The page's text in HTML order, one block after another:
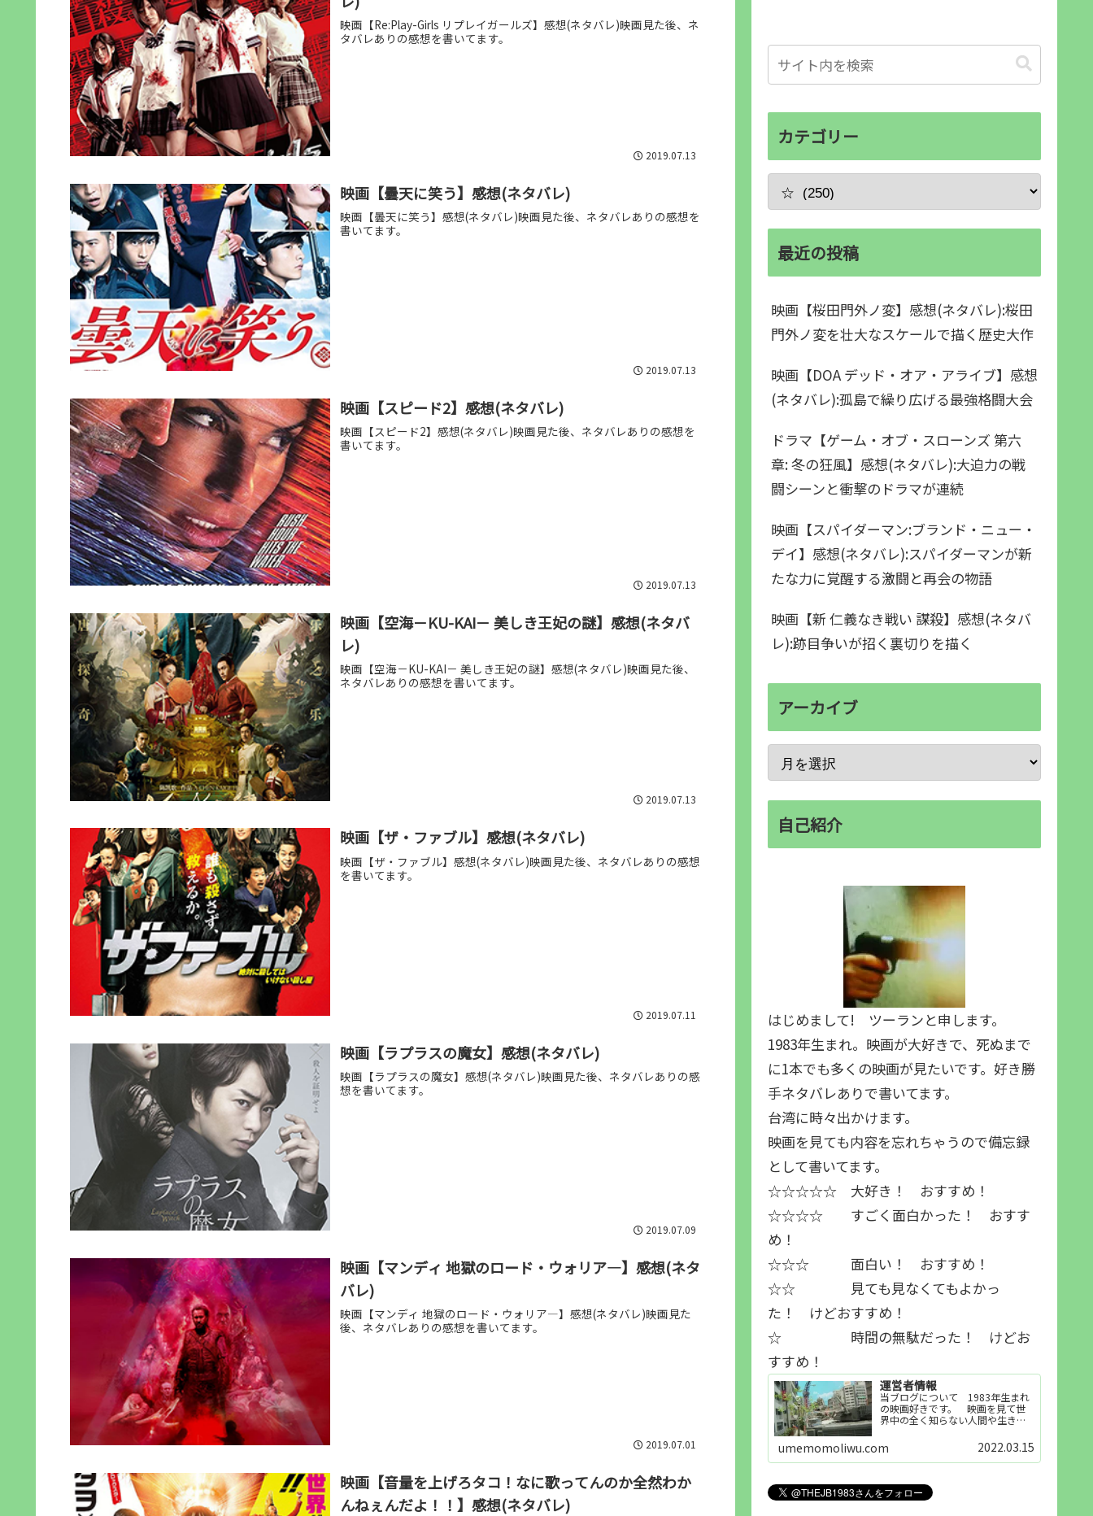
映画【Re:Play-Girls リプレイガールズ】感想(ネタバレ)映画見た後、ネ
タバレありの感想を書いてます。
2019.07.13
映画【曇天に笑う】感想(ネタバレ)
映画【曇天に笑う】感想(ネタバレ)映画見た後、ネタバレありの感想を
書いてます。
2019.07.13
映画【スピード2】感想(ネタバレ)
映画【スピード2】感想(ネタバレ)映画見た後、ネタバレありの感想を
書いてます。
2019.07.13
映画【空海－KU-KAI－ 美しき王妃の謎】感想(ネタバ
レ)
映画【空海－KU-KAI－ 美しき王妃の謎】感想(ネタバレ)映画見た後、
ネタバレありの感想を書いてます。
2019.07.13
映画【ザ・ファブル】感想(ネタバレ)
映画【ザ・ファブル】感想(ネタバレ)映画見た後、ネタバレありの感想
を書いてます。
2019.07.11
映画【ラプラスの魔女】感想(ネタバレ)
映画【ラプラスの魔女】感想(ネタバレ)映画見た後、ネタバレありの感
想を書いてます。
2019.07.09
映画【マンディ 地獄のロード・ウォリア―】感想(ネタ
バレ)
映画【マンディ 地獄のロード・ウォリア―】感想(ネタバレ)映画見た
後、ネタバレありの感想を書いてます。
2019.07.01
映画【音量を上げろタコ！なに歌ってんのか全然わか
んねぇんだよ！！】感想(ネタバレ)
カテゴリー
最近の投稿
映画【桜田門外ノ変】感想(ネタバレ):桜田
門外ノ変を壮大なスケールで描く歴史大作
映画【DOA デッド・オア・アライブ】感想
(ネタバレ):孤島で繰り広げる最強格闘大会
ドラマ【ゲーム・オブ・スローンズ 第六
章: 冬の狂風】感想(ネタバレ):大迫力の戦
闘シーンと衝撃のドラマが連続
映画【スパイダーマン:ブランド・ニュー・
デイ】感想(ネタバレ):スパイダーマンが新
たな力に覚醒する激闘と再会の物語
映画【新 仁義なき戦い 謀殺】感想(ネタバ
レ):跡目争いが招く裏切りを描く
アーカイブ
自己紹介
はじめまして! ツーランと申します。
1983年生まれ。映画が大好きで、死ぬまで
に1本でも多くの映画が見たいです。好き勝
手ネタバレありで書いてます。
台湾に時々出かけます。
映画を見ても内容を忘れちゃうので備忘録
として書いてます。
☆☆☆☆☆ 大好き！ おすすめ！
☆☆☆☆ すごく面白かった！ おすす
め！
☆☆☆ 面白い！ おすすめ！
☆☆ 見ても見なくてもよかっ
た！ けどおすすめ！
☆ 時間の無駄だった！ けどお
すすめ！
運営者情報
当ブログについて 1983年生まれ
の映画好きです。 映画を見て世
界中の全く知らない人間や生き物
世界知らない世界に触れることが
好きで映画を見てます。「映画を
見られれば幸福度を高い」とわか
umemomoliwu.com 2022.03.15